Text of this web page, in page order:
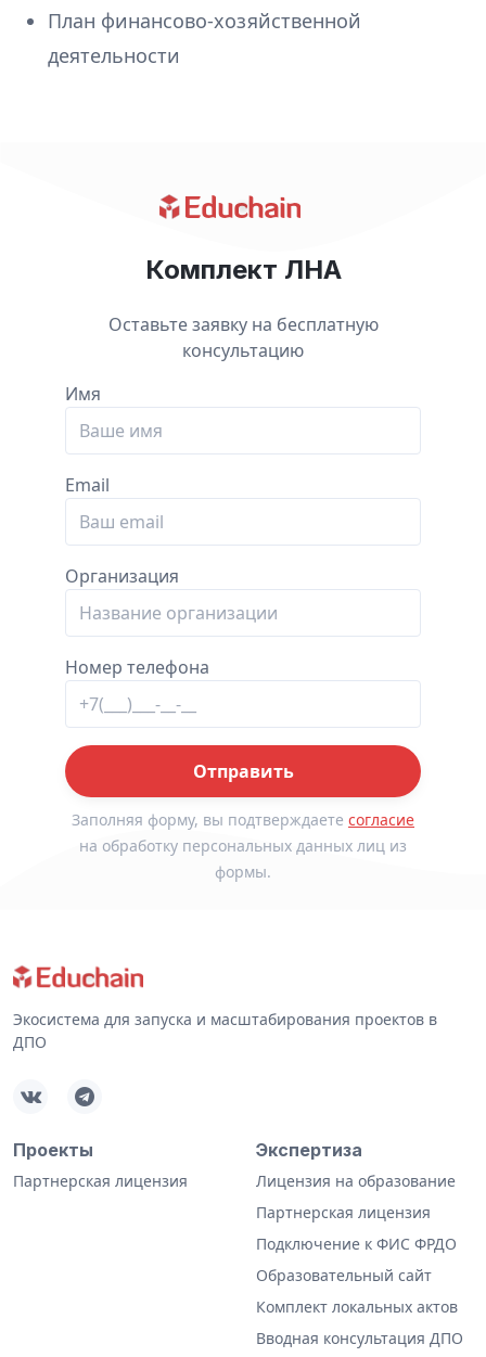
План финансово-хозяйственной
деятельности
Комплект ЛНА
Оставьте заявку на бесплатную
консультацию
Имя
Email
Организация
Номер телефона
Отправить
Заполняя форму, вы подтверждаете согласие
на обработку персональных данных лиц из
формы.
Экосистема для запуска и масштабирования проектов в
ДПО
Проекты
Партнерская лицензия
Экспертиза
Лицензия на образование
Партнерская лицензия
Подключение к ФИС ФРДО
Образовательный сайт
Комплект локальных актов
Вводная консультация ДПО